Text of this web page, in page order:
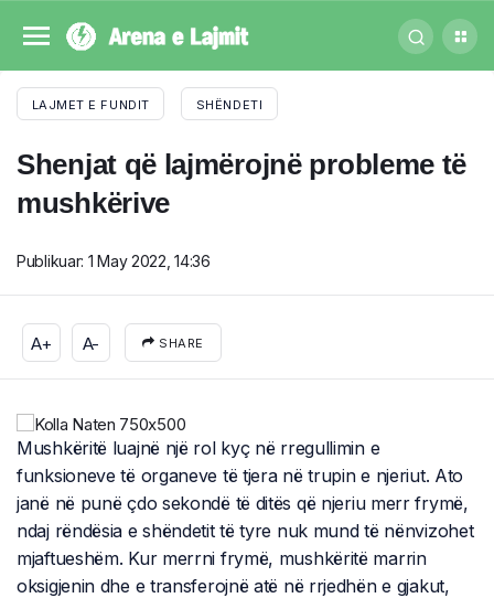
LAJMET E FUNDIT SHËNDETI
Shenjat që lajmërojnë probleme të
mushkërive
Publikuar: 1 May 2022, 14:36
A+ A- SHARE
Mushkëritë luajnë një rol kyç në rregullimin e
funksioneve të organeve të tjera në trupin e njeriut. Ato
janë në punë çdo sekondë të ditës që njeriu merr frymë,
ndaj rëndësia e shëndetit të tyre nuk mund të nënvizohet
mjaftueshëm. Kur merrni frymë, mushkëritë marrin
oksigjenin dhe e transferojnë atë në rrjedhën e gjakut,